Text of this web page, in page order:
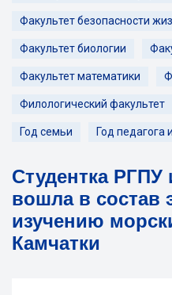
Факультет безопасности
Факультет биологии
Факультет математики
Филологический факультет
Год семьи Год педагога
Студентка
вошла в состав
изучению
Камчатки